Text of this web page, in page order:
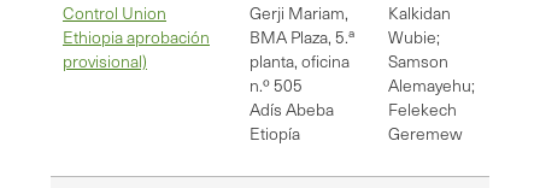
Control Union
Ethiopia aprobación
provisional)
Gerji Mariam,
BMA Plaza, 5.ª
planta, oficina
n.º 505
Adís Abeba
Etiopía
Kalkidan
Wubie;
Samson
Alemayehu;
Felekech
Geremew